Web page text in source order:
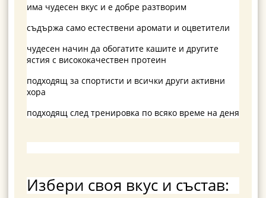
има чудесен вкус и е добре разтворим
съдържа само естествени аромати и оцветители
чудесен начин да обогатите кашите и другите
ястия с висококачествен протеин
подходящ за спортисти и всички други активни
хора
подходящ след тренировка по всяко време на деня
Избери своя вкус и състав: